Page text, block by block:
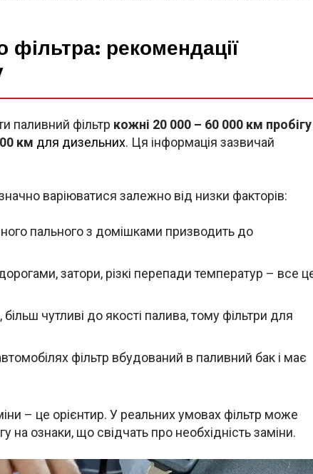
фільтра: рекомендації
паливний фільтр кожні 20 000 – 60 000 км пробігу
км для дизельних. Ця інформація зазвичай
варіюватися залежно від низки факторів:
пального з домішками призводить до
затори, різкі перепади температур – все
чутливі до якості палива, тому фільтри для
фільтр вбудований в паливний бак і має
– це орієнтир. У реальних умовах фільтр може
на ознаки, що свідчать про необхідність заміни.